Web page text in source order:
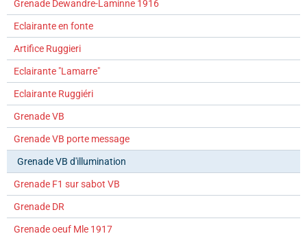
Grenade Dewandre-Laminne 1916
Eclairante en fonte
Artifice Ruggieri
Eclairante "Lamarre"
Eclairante Ruggiéri
Grenade VB
Grenade VB porte message
Grenade VB d'illumination
Grenade F1 sur sabot VB
Grenade DR
Grenade oeuf Mle 1917